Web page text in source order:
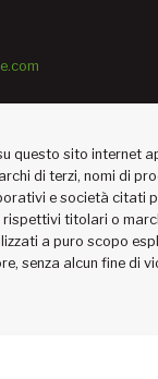
questo sito internet
di terzi, nomi di
e società citati
titolari o
a puro scopo
senza alcun fine di